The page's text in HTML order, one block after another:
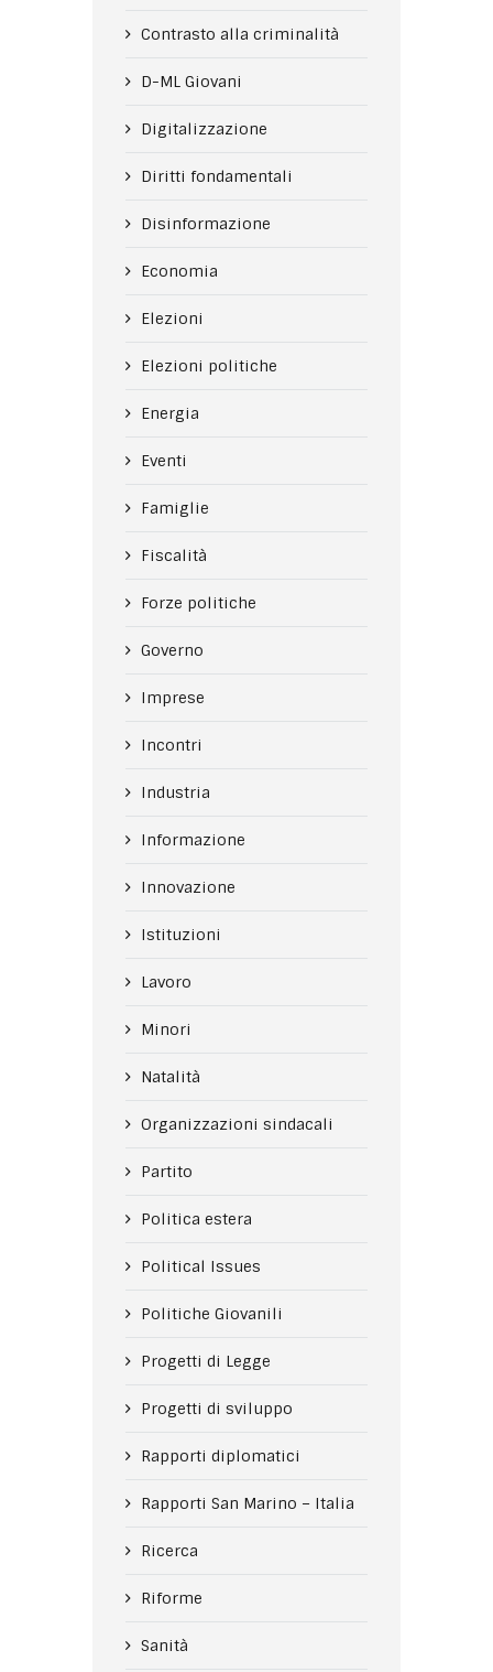
Contrasto alla criminalità
D-ML Giovani
Digitalizzazione
Diritti fondamentali
Disinformazione
Economia
Elezioni
Elezioni politiche
Energia
Eventi
Famiglie
Fiscalità
Forze politiche
Governo
Imprese
Incontri
Industria
Informazione
Innovazione
Istituzioni
Lavoro
Minori
Natalità
Organizzazioni sindacali
Partito
Politica estera
Political Issues
Politiche Giovanili
Progetti di Legge
Progetti di sviluppo
Rapporti diplomatici
Rapporti San Marino – Italia
Ricerca
Riforme
Sanità